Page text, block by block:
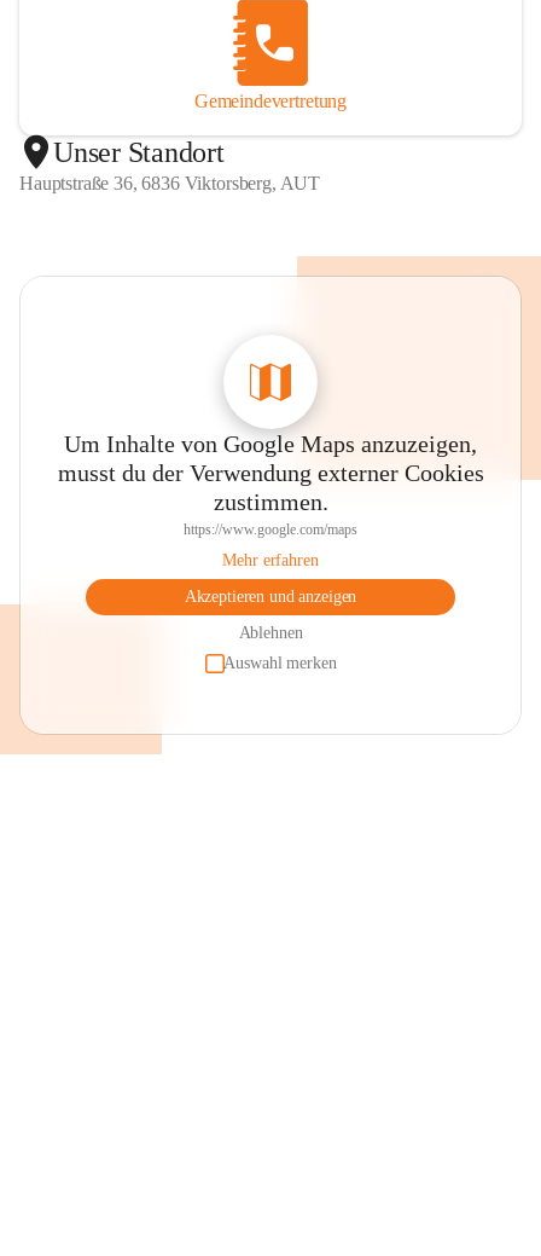
Gemeindevertretung
Unser Standort
Hauptstraße 36, 6836 Viktorsberg, AUT
Um Inhalte von Google Maps anzuzeigen,
musst du der Verwendung externer Cookies
zustimmen.
https://www.google.com/maps
Mehr erfahren
Akzeptieren und anzeigen
Ablehnen
Auswahl merken